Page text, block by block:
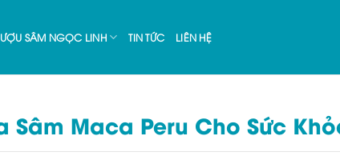
SÂM NGỌC LINH TIN TỨC LIÊN HỆ
Maca Peru Cho Sức